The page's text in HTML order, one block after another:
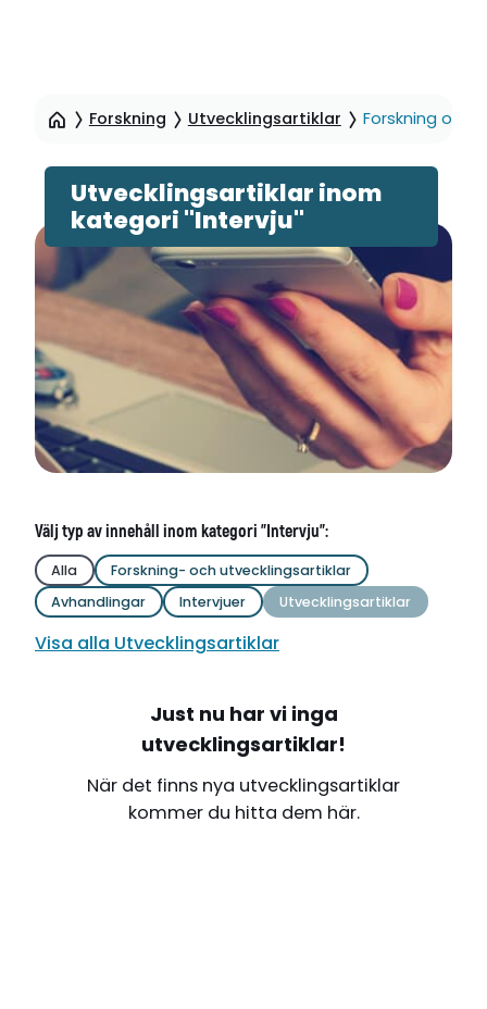
sidinnehåll
Forskning Utvecklingsartiklar Forskning och
Utvecklingsartiklar inom
kategori "Intervju"
Välj typ av innehåll inom kategori "Intervju":
Alla
Forskning- och utvecklingsartiklar
Avhandlingar
Intervjuer Utvecklingsartiklar
Visa alla Utvecklingsartiklar
Just nu har vi inga
utvecklingsartiklar!
När det finns nya utvecklingsartiklar
kommer du hitta dem här.